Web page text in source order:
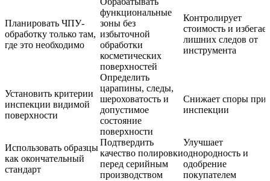
Планировать ЧПУ-
обработку только там,
где это необходимо
функциональные
зоны без
избыточной
обработки
косметических
поверхностей
Контролирует
стоимость и избегает
лишних следов от
инструмента
Установить критерии
инспекции видимой
поверхности
Определить
царапины, следы,
шероховатость и
допустимое
состояние
поверхности
Снижает споры при
инспекции
Использовать образцы
как окончательный
стандарт
Подтвердить
качество полировки
перед серийным
производством
Улучшает
однородность и
одобрение
покупателем